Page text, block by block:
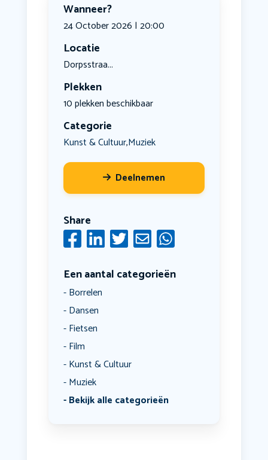
Wanneer?
24 October 2026 | 20:00
Locatie
Dorpsstraa...
Plekken
10 plekken beschikbaar
Categorie
Kunst & Cultuur,Muziek
Deelnemen
Share
Een aantal categorieën
Borrelen
Dansen
Fietsen
Film
Kunst & Cultuur
Muziek
Bekijk alle categorieën